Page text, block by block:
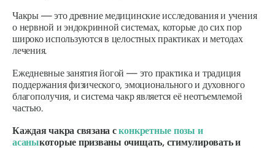
Чакры — это древние медицинские исследования и учения
о нервной и эндокринной системах, которые до сих пор
широко используются в целостных практиках и методах
лечения.
Ежедневные занятия йогой — это практика и традиция
поддержания физического, эмоционального и духовного
благополучия, и система чакр является её неотъемлемой
частью.
Каждая чакра связана сконкретные позы и
асаныкоторые призваны очищать, стимулировать и